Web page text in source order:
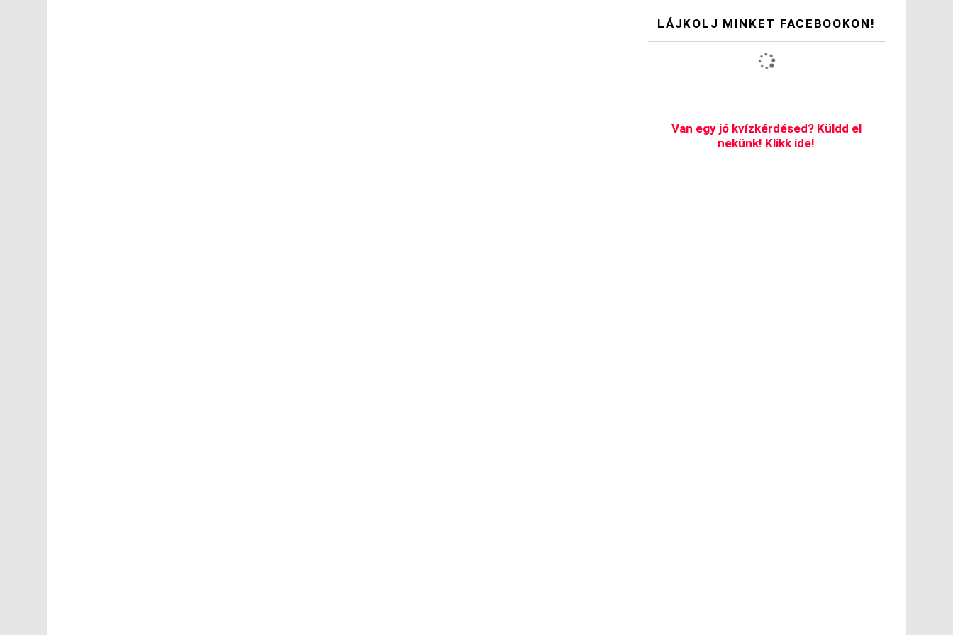
LÁJKOLJ MINKET FACEBOOKON!
Van egy jó kvízkérdésed? Küldd el
nekünk! Klikk ide!